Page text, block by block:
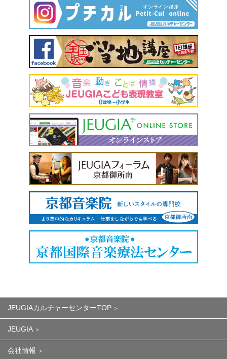
JEUGIAカルチャーセンターTOP
JEUGIA
会社情報